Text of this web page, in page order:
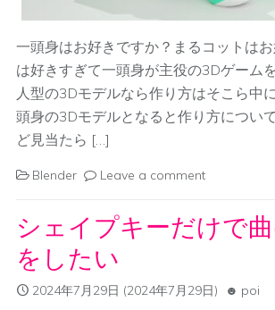
一頭身はお好きですか？まるコットは
は好きすぎて一頭身が主役の3Dゲーム
人型の3Dモデルなら作り方はそこら中
頭身の3Dモデルとなると作り方につい
ど見当たら […]
Blender Leave a comment
シェイプキーだけで
をしたい
2024年7月29日 (2024年7月29日) poi